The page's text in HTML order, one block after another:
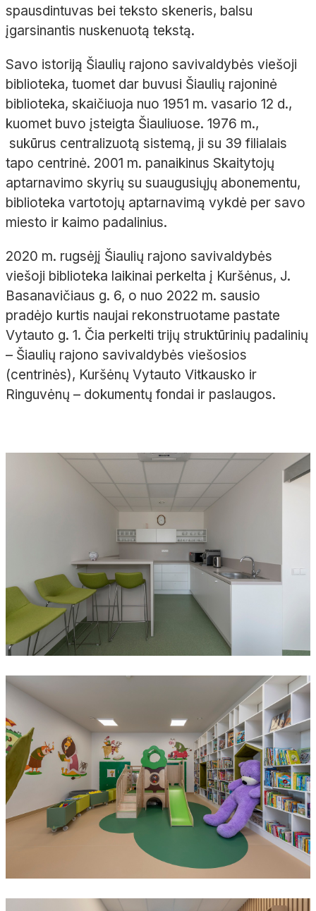
spausdintuvas bei teksto skeneris, balsu
įgarsinantis nuskenuotą tekstą.
Savo istoriją Šiaulių rajono savivaldybės viešoji
biblioteka, tuomet dar buvusi Šiaulių rajoninė
biblioteka, skaičiuoja nuo 1951 m. vasario 12 d.,
kuomet buvo įsteigta Šiauliuose. 1976 m.,
sukūrus centralizuotą sistemą, ji su 39 filialais
tapo centrinė. 2001 m. panaikinus Skaitytojų
aptarnavimo skyrių su suaugusiųjų abonementu,
biblioteka vartotojų aptarnavimą vykdė per savo
miesto ir kaimo padalinius.
2020 m. rugsėjį Šiaulių rajono savivaldybės
viešoji biblioteka laikinai perkelta į Kuršėnus, J.
Basanavičiaus g. 6, o nuo 2022 m. sausio
pradėjo kurtis naujai rekonstruotame pastate
Vytauto g. 1. Čia perkelti trijų struktūrinių padalinių
– Šiaulių rajono savivaldybės viešosios
(centrinės), Kuršėnų Vytauto Vitkausko ir
Ringuvėnų – dokumentų fondai ir paslaugos.